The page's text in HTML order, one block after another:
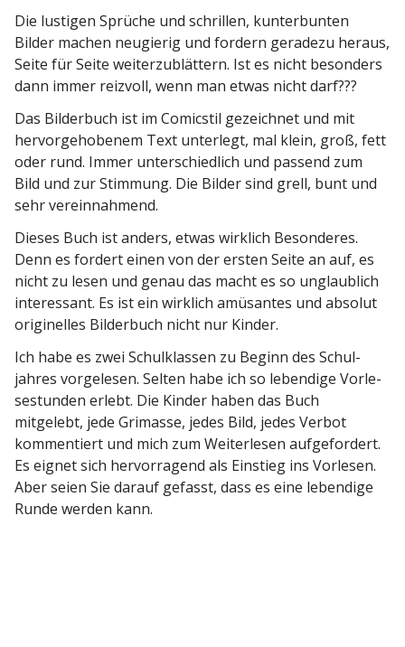
Die lustigen Sprüche und schrillen, kunter­bunten
Bilder machen neugierig und fordern geradezu heraus,
Seite für Seite weiter­zu­blättern. Ist es nicht besonders
dann immer reizvoll, wenn man etwas nicht darf???
Das Bilderbuch ist im Comicstil gezeichnet und mit
hervor­ge­ho­benem Text unterlegt, mal klein, groß, fett
oder rund. Immer unter­schiedlich und passend zum
Bild und zur Stimmung. Die Bilder sind grell, bunt und
sehr vereinnahmend.
Dieses Buch ist anders, etwas wirklich Beson­deres.
Denn es fordert einen von der ersten Seite an auf, es
nicht zu lesen und genau das macht es so unglaublich
inter­essant. Es ist ein wirklich amüsantes und absolut
origi­nelles Bilderbuch nicht nur Kinder.
Ich habe es zwei Schul­klassen zu Beginn des Schul­
jahres vorge­lesen. Selten habe ich so lebendige Vorle­
se­stunden erlebt. Die Kinder haben das Buch
mitgelebt, jede Grimasse, jedes Bild, jedes Verbot
kommen­tiert und mich zum Weiter­lesen aufge­fordert.
Es eignet sich hervor­ragend als Einstieg ins Vorlesen.
Aber seien Sie darauf gefasst, dass es eine lebendige
Runde werden kann.